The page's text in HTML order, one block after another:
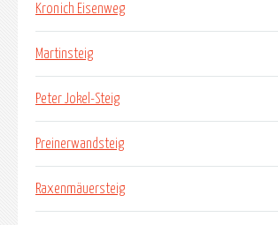
Kronich Eisenweg
Martinsteig
Peter Jokel-Steig
Preinerwandsteig
Raxenmäuersteig